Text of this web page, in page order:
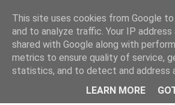
NTU Ucrânia
This site uses cookies from Google
and to analyze traffic. Your IP address
shared with Google along with
metrics to ensure quality of service,
statistics, and to detect and address
LEARN MORE